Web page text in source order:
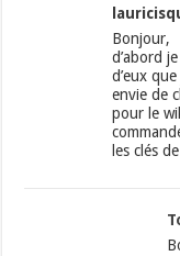
Bonjour,
d’abord
d’eux
envie de
pour le
les clés